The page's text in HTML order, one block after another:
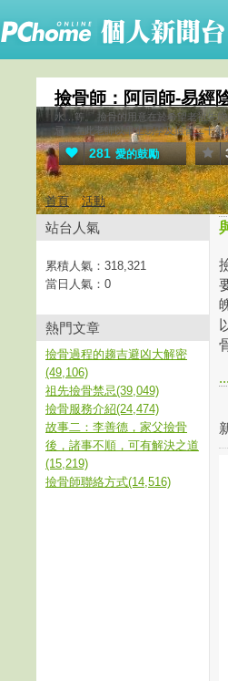
撿骨師：阿同師-易經
水…等。 撿骨的用意在於希望老祖先
忌。在此老師以畢生易學及撿骨二十
281 愛的鼓勵
首頁 活動
站台人氣
累積人氣： 318,321
當日人氣： 0
熱門文章
撿骨過程的趨吉避凶大解密
(49,106)
祖先撿骨禁忌(39,049)
撿骨服務介紹(24,474)
故事二：李善德，家父撿骨
後，諸事不順，可有解決之道
(15,219)
撿骨師聯絡方式(14,516)